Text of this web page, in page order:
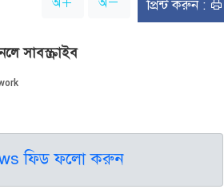
অ অ প্রিন্ট করুন :
সাবস্ক্রাইব
ফিড ফলো করুন